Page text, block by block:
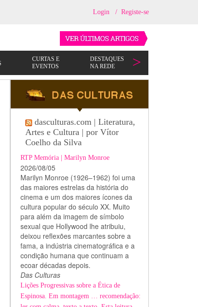
Login / Registe-se
dasculturas.com | Literatura,
Artes e Cultura | por Vítor
Coelho da Silva
RTP Memória | Marilyn Monroe
2026/08/05
Marilyn Monroe (1926–1962) foi uma
das maiores estrelas da história do
cinema e um dos maiores ícones da
cultura popular do século XX. Muito
para além da imagem de símbolo
sexual que Hollywood lhe atribuiu,
deixou reflexões marcantes sobre a
fama, a indústria cinematográfica e a
condição humana que continuam a
ecoar décadas depois.
Das Culturas
Lições Progressivas sobre a Ética de
Espinosa. Em montagem … recomendação: